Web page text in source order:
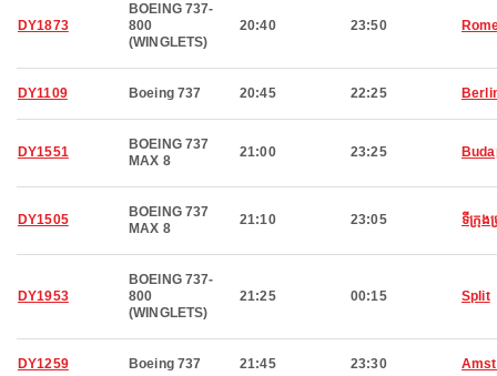
DY1873
BOEING 737-
800
(WINGLETS)
20:40 23:50
DY1109 Boeing 737 20:45 22:25
DY1551
BOEING 737
MAX 8
21:00 23:25
DY1505
BOEING 737
MAX 8
21:10 23:05 ទីក្រុង
DY1953
BOEING 737-
800
(WINGLETS)
21:25 00:15 Split
DY1259 Boeing 737 21:45 23:30